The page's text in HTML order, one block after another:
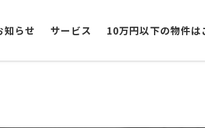
知らせ サービス 10万円以下の物件は